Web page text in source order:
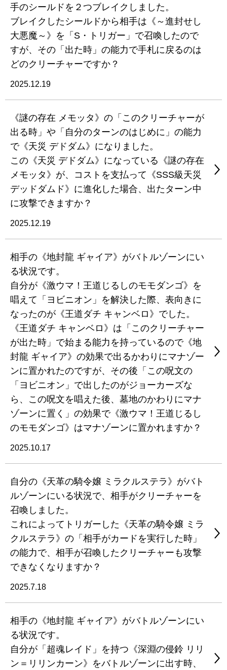
手のシールドを２つブレイクしました。
ブレイクしたシールドから相手は《～進封せし
大悪魔～》を「S・トリガー」で召喚したので
すが、その「出た時」の能力で手札に戻るのは
どのクリーチャーですか？
2025.12.19
《謎の存在 メモッタ》の「このクリーチャーが
出る時」や「自分のターンのはじめに」の能力
で《天災 デドダム》になりました。
この《天災 デドダム》になっている《謎の存在
メモッタ》が、コストを支払って《SSS級天災
デッドダムド》に進化した場合、出たターン中
に攻撃できますか？
2025.12.19
相手の《地封龍 ギャイア》がバトルゾーンにい
る状況です。
自分が《激ウマ！王道じるしのモモダンゴ》を
唱えて「ヨビニオン」を解決した際、表向きに
なったのが《王道ダチ キャンベロ》でした。
《王道ダチ キャンベロ》は「このクリーチャー
が出た時」で始まる能力を持っているので《地
封龍 ギャイア》の効果で出るかわりにマナゾー
ンに置かれたのですが、その後「この呪文の
「ヨビニオン」で出したのがジョーカーズな
ら、この呪文を唱えた後、墓地のかわりにマナ
ゾーンに置く」の効果で《激ウマ！王道じるし
のモモダンゴ》はマナゾーンに置かれますか？
2025.10.17
自分の《天革の騎令嬢 ミラクルステラ》がバト
ルゾーンにいる状況で、相手がクリーチャーを
召喚しました。
これによってトリガーした《天革の騎令嬢 ミラ
クルステラ》の「相手がカードを実行した時」
の能力で、相手が召喚したクリーチャーも攻撃
できなくなりますか？
2025.7.18
相手の《地封龍 ギャイア》がバトルゾーンにい
る状況です。
自分が「超魂レイド」を持つ《深淵の侵鈴 リリ
ン＝リリンカーン》をバトルゾーンに出す時、